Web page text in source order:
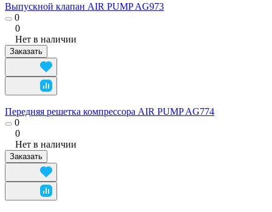
Выпускной клапан AIR PUMP AG973
0
0
Нет в наличии
Заказать
Передняя решетка компрессора AIR PUMP AG774
0
0
Нет в наличии
Заказать